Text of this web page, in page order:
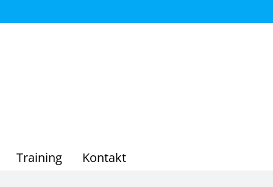
Training Kontakt